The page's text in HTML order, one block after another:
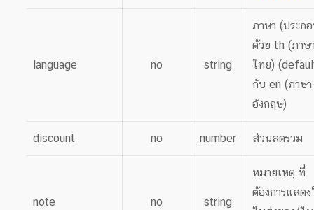
language no string
ภาษา (ประก
ด้วย th (ภาษ
ไทย)
กับ en (ภาษา
อังกฤษ)
discount no number ส่วนลดรวม
note no string
หมายเหตุ ที่
ต้องการแสด